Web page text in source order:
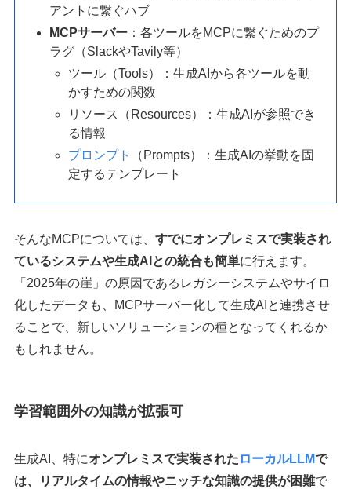
アントに繋ぐハブ
MCPサーバー：各ツールをMCPに繋ぐためのプ
ラグ（SlackやTavily等）
ツール（Tools）：生成AIから各ツールを動
かすための関数
リソース（Resources）：生成AIが参照でき
る情報
プロンプト
（Prompts）：生成AIの挙動を固
定するテンプレート
そんなMCPについては、 すでにオンプレミスで実装され
ているシステムや生成AIとの統合も簡単に行えます。
「2025年の崖」の原因であるレガシーシステムやサイロ
化したデータも、MCPサーバー化して生成AIと連携させ
ることで、新しいソリューションの種となってくれるか
もしれません。
学習範囲外の知識が拡張可
生成AI、特にオンプレミスで実装された ローカルLLMで
は、リアルタイムの情報やニッチな知識の提供が困難で